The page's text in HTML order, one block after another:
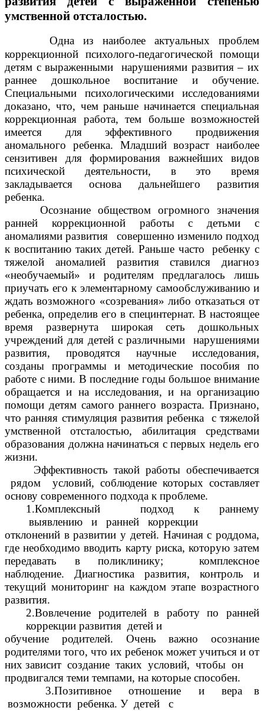
умственной отсталостью.
Одна из наиболее актуальных проблем
коррекционной психолого-педагогической помощи
детям с выраженными нарушениями развития – их
раннее дошкольное воспитание и обучение.
Специальными психологическими исследованиями
доказано, что, чем раньше начинается специальная
коррекционная работа, тем больше возможностей
имеется для эффективного продвижения
аномального ребенка. Младший возраст наиболее
сензитивен для формирования важнейших видов
психической деятельности, в это время
закладывается основа дальнейшего развития
ребенка.
Осознание обществом огромного значения
ранней коррекционной работы с детьми с
аномалиями развития совершенно изменило подход
к воспитанию таких детей. Раньше часто ребенку с
тяжелой аномалией развития ставился диагноз
«необучаемый» и родителям предлагалось лишь
приучать его к элементарному самообслуживанию и
ждать возможного «созревания» либо отказаться от
ребенка, определив его в специнтернат. В настоящее
время развернута широкая сеть дошкольных
учреждений для детей с различными нарушениями
развития, проводятся научные исследования,
созданы программы и методические пособия по
работе с ними. В последние годы большое внимание
обращается и на исследования, и на организацию
помощи детям самого раннего возраста. Признано,
что ранняя стимуляция развития ребенка с тяжелой
умственной отсталостью, абилитация средствами
образования должна начинаться с первых недель его
жизни.
Эффективность такой работы обеспечивается
рядом условий, соблюдение которых составляет
основу современного подхода к проблеме.
1.Комплексный подход к раннему
выявлению и ранней коррекции
отклонений в развитии у детей. Начиная с роддома,
где необходимо вводить карту риска, которую затем
передавать в поликлинику; комплексное
наблюдение. Диагностика развития, контроль и
текущий мониторинг на каждом этапе возрастного
развития.
2.Вовлечение родителей в работу по ранней
коррекции развития детей и
обучение родителей. Очень важно осознание
родителями того, что их ребенок может учиться и от
них зависит создание таких условий, чтобы он
продвигался теми темпами, на которые способен.
3.Позитивное отношение и вера в
возможности ребенка. У детей с